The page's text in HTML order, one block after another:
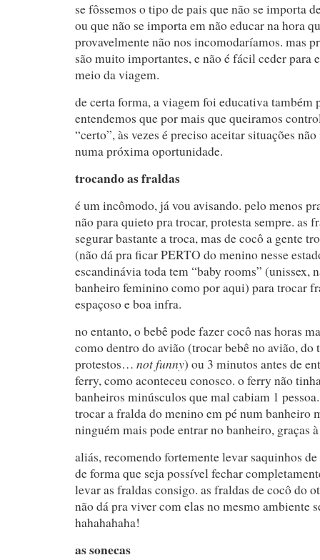
se fôssemos o tipo de pais que não se importa
ou que não se importa em não educar na hora
provavelmente não nos incomodaríamos. mas
são muito importantes, e não é fácil ceder para
meio da viagem.
de certa forma, a viagem foi educativa também
entendemos que por mais que queiramos
“certo”, às vezes é preciso aceitar situações
numa próxima oportunidade.
trocando as fraldas
é um incômodo, já vou avisando. pelo menos
não para quieto pra trocar, protesta sempre. as
segurar bastante a troca, mas de cocô a gente
(não dá pra ficar PERTO do menino nesse
escandinávia toda tem “baby rooms” (unissex,
banheiro feminino como por aqui) para trocar
espaçoso e boa infra.
no entanto, o bebê pode fazer cocô nas horas
como dentro do avião (trocar bebê no avião, do
protestos… not funny) ou 3 minutos antes de
ferry, como aconteceu conosco. o ferry não
banheiros minúsculos que mal cabiam 1
trocar a fralda do menino em pé num
ninguém mais pode entrar no banheiro, graças
aliás, recomendo fortemente levar saquinhos
de forma que seja possível fechar
levar as fraldas consigo. as fraldas de cocô do
não dá pra viver com elas no mesmo ambiente
hahahahaha!
as sonecas